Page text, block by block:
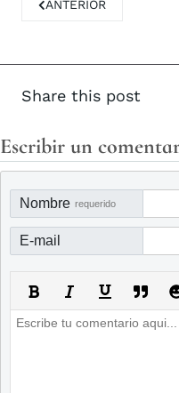
ARTÍCULO ANTERIOR:
ANTERIOR
Share this post
Escribir un
Nombre requerido
E-mail